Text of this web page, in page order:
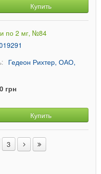
Купить
по 2 мг, №84
Гедеон Рихтер, ОАО,
грн
Купить
3